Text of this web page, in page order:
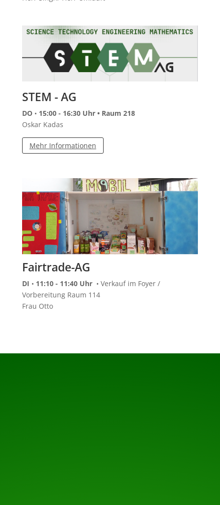
STEM - AG
DO• 15:00 - 16:30 Uhr • Raum 218
Oskar Kadas
Mehr Informationen
Fairtrade-AG
DI • 11:10 - 11:40 Uhr • Verkauf im Foyer /
Vorbereitung Raum 114
Frau Otto